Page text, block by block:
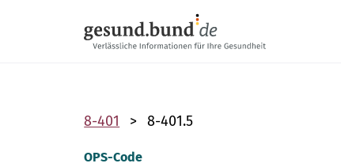
8-401 8-401.5
OPS-Code